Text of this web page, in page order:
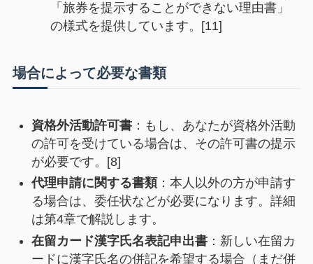
「旅券を提示することができない理由書」
の様式を提供しています。[11]
場合によって必要な書類
資格外活動許可書：もし、あなたが資格外活動
の許可を受けている場合は、その許可書の提示
が必要です。[8]
代理申請に関する書類：本人以外の方が申請す
る場合は、委任状などが必要になります。詳細
は第4章で解説します。
在留カード漢字氏名表記申出書：新しい在留カ
ードに漢字氏名の併記を希望する場合（まだ併